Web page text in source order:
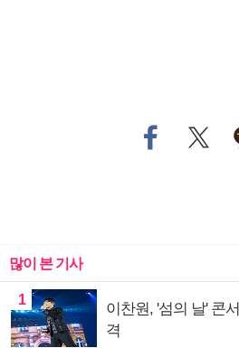
많이 본 기사
1
이찬원, '섬의 날' 콘
격